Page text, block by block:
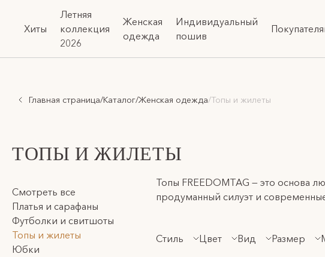
Хиты
Летняя
коллекция
2026
Женская
одежда
Индивидуальный
пошив
Главная страница/Каталог/Женская одежда/Топы и жилеты
ТОПЫ И ЖИЛЕТЫ
Смотреть все
Платья и сарафаны
Футболки и свитшоты
Топы и жилеты
Юбки
Топы FREEDOMTAG — это основа
продуманный силуэт и
жизнь: убрать лишнее и оставить
Стиль Цвет Вид Размер